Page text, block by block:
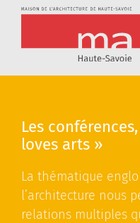
Passer
Les
loves arts »
La thématique
l’architecture nous
relations multiples